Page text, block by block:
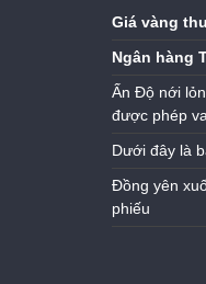
Giá vàng
Ngân hàng
Ấn Độ nới
được phép
Dưới đây là
Đồng yên
phiếu